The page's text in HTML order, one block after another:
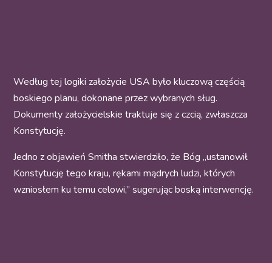
Według tej logiki założycie USA było kluczową częścią
boskiego planu, dokonane przez wybranych sług.
Dokumenty założycielskie traktuje się z czcią, zwłaszcza
Konstytucję.
Jedno z objawień Smitha stwierdziło, że Bóg „ustanowił
Konstytucję tego kraju, rękami mądrych ludzi, których
wzniosłem ku temu celowi,” sugerując boską interwencję.